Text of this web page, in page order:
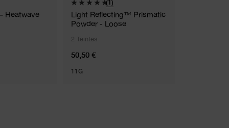
Heatwave
(1)
Light Reflecting™ Prismatic
Powder - Loose
2 Teintes
50,50 €
11G